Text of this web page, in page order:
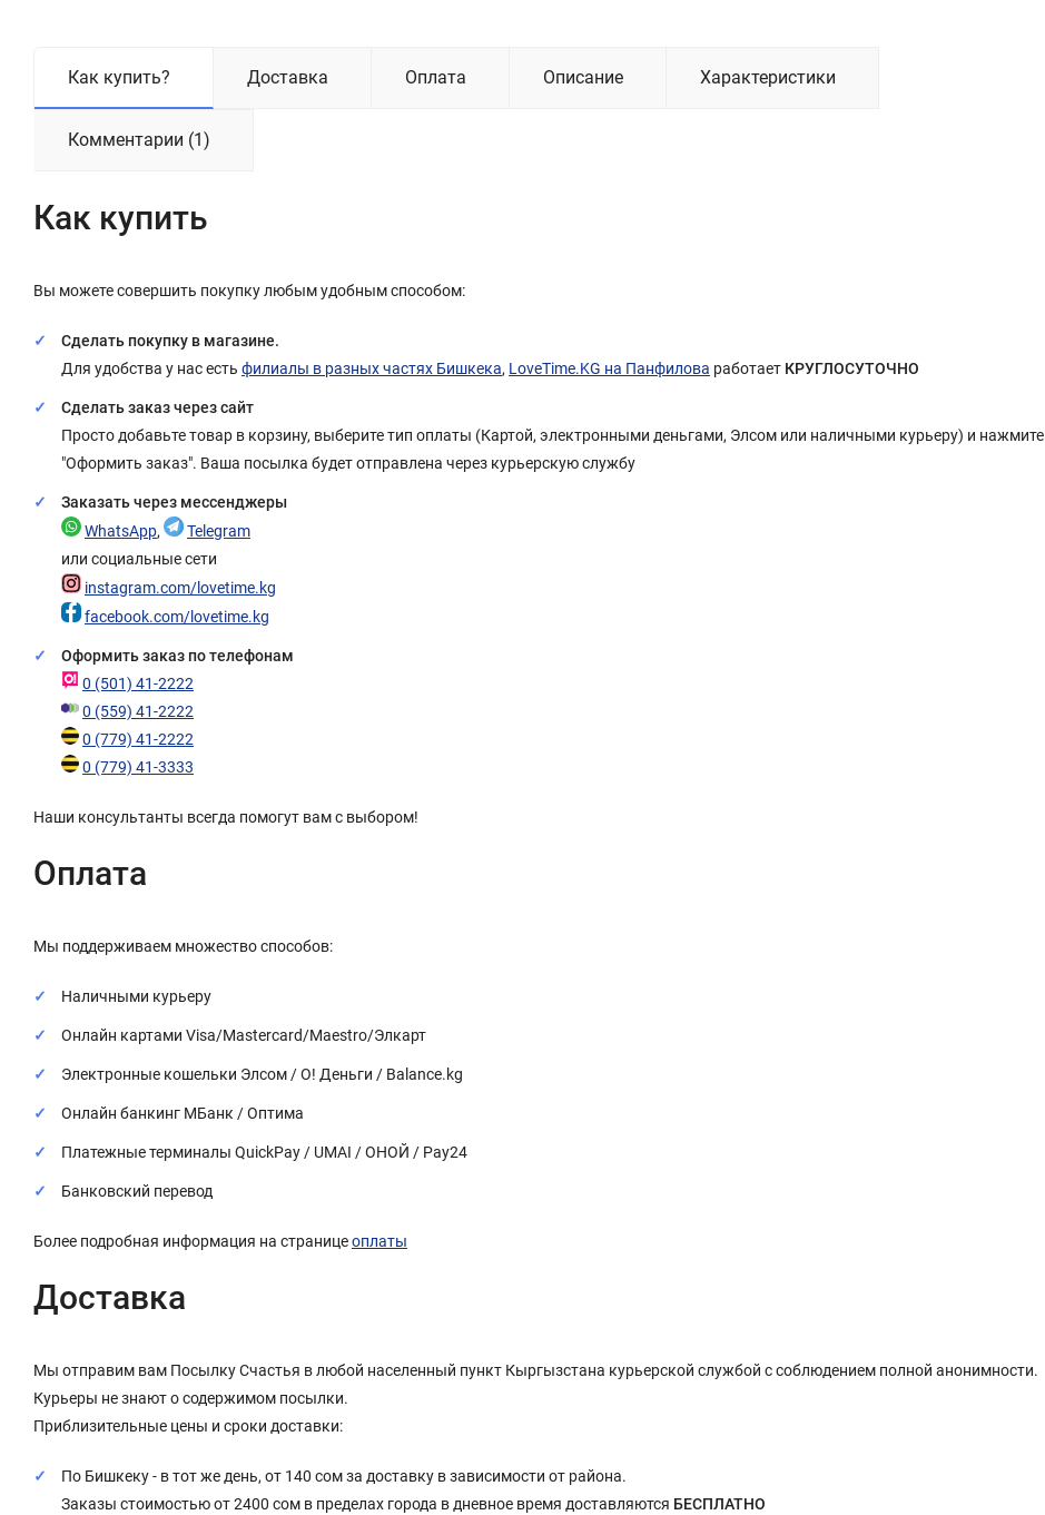
Как купить? Доставка Оплата Описание Характеристики
Комментарии (1)
Как купить
Вы можете совершить покупку любым удобным способом:
Сделать покупку в магазине.
Для удобства у нас есть филиалы в разных частях Бишкека, LoveTime.KG на Панфилова работает КРУГЛОСУТОЧНО
Сделать заказ через сайт
Просто добавьте товар в корзину, выберите тип оплаты (Картой, электронными деньгами, Элсом или наличными курьеру) и нажмите
"Оформить заказ". Ваша посылка будет отправлена через курьерскую службу
Заказать через мессенджеры
WhatsApp,
Telegram
или социальные сети
instagram.com/lovetime.kg
facebook.com/lovetime.kg
Оформить заказ по телефонам
0 (501) 41-2222
0 (559) 41-2222
0 (779) 41-2222
0 (779) 41-3333
Наши консультанты всегда помогут вам с выбором!
Оплата
Мы поддерживаем множество способов:
Наличными курьеру
Онлайн картами Visa/Mastercard/Maestro/Элкарт
Электронные кошельки Элсом / О! Деньги / Balance.kg
Онлайн банкинг МБанк / Оптима
Платежные терминалы QuickPay / UMAI / ОНОЙ / Pay24
Банковский перевод
Более подробная информация на страницеоплаты
Доставка
Мы отправим вам Посылку Счастья в любой населенный пункт Кыргызстана курьерской службой с соблюдением полной анонимности.
Курьеры не знают о содержимом посылки.
Приблизительные цены и сроки доставки:
По Бишкеку - в тот же день, от 140 сом за доставку в зависимости от района.
Заказы стоимостью от 2400 сом в пределах города в дневное время доставляются БЕСПЛАТНО